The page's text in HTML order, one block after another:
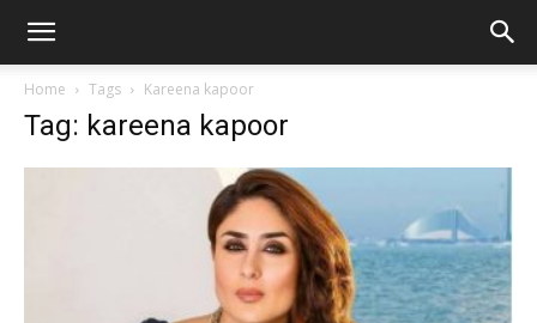
Home Tags Kareena kapoor
Tag: kareena kapoor